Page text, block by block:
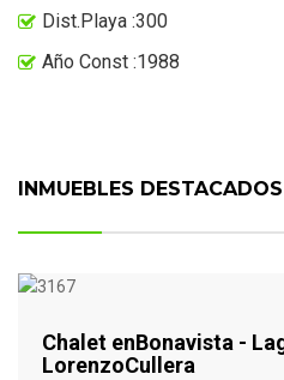
Dist.Playa :300
Año Const :1988
INMUEBLES DESTACADOS
Chalet enBonavista -
LorenzoCullera